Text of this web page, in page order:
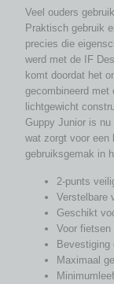
Veel ouders
Praktisch gebruik
precies die
werd met de IF
komt doordat het
gecombineerd met
lichtgewicht
Guppy Junior is nu
wat zorgt voor een
gebruiksgemak in
2-punts
Verstelbare
Geschikt
Voor fietsen
Bevestiging
Maximaal